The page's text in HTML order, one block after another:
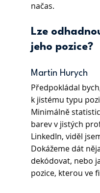
načas.
Lze
jeho pozice?
Martin Hurych
Předpokládal
k jistému typu
Minimálně
barev v jistých
LinkedIn, viděl
Dokážeme dát
dekódovat, nebo
pozice, kterou ve